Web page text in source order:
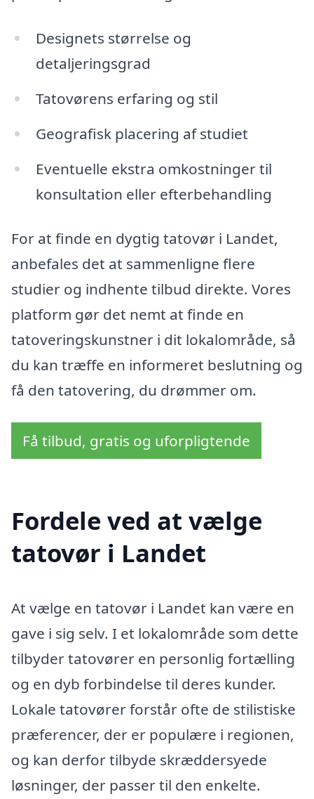
Designets størrelse og
detaljeringsgrad
Tatovørens erfaring og stil
Geografisk placering af studiet
Eventuelle ekstra omkostninger til
konsultation eller efterbehandling
For at finde en dygtig tatovør i Landet,
anbefales det at sammenligne flere
studier og indhente tilbud direkte. Vores
platform gør det nemt at finde en
tatoveringskunstner i dit lokalområde, så
du kan træffe en informeret beslutning og
få den tatovering, du drømmer om.
Få tilbud, gratis og uforpligtende
Fordele ved at vælge
tatovør i Landet
At vælge en tatovør i Landet kan være en
gave i sig selv. I et lokalområde som dette
tilbyder tatovører en personlig fortælling
og en dyb forbindelse til deres kunder.
Lokale tatovører forstår ofte de stilistiske
præferencer, der er populære i regionen,
og kan derfor tilbyde skræddersyede
løsninger, der passer til den enkelte.